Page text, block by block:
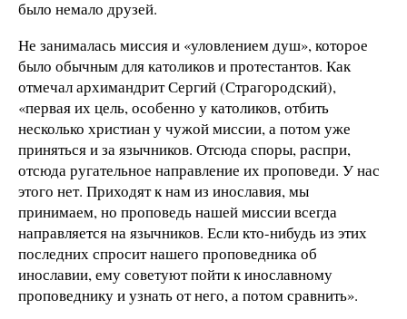
было немало друзей.
Не занималась миссия и «уловлением душ», которое
было обычным для католиков и протестантов. Как
отмечал архимандрит Сергий (Страгородский),
«первая их цель, особенно у католиков, отбить
несколько христиан у чужой миссии, а потом уже
приняться и за язычников. Отсюда споры, распри,
отсюда ругательное направление их проповеди. У нас
этого нет. Приходят к нам из инославия, мы
принимаем, но проповедь нашей миссии всегда
направляется на язычников. Если кто-нибудь из этих
последних спросит нашего проповедника об
инославии, ему советуют пойти к инославному
проповеднику и узнать от него, а потом сравнить».